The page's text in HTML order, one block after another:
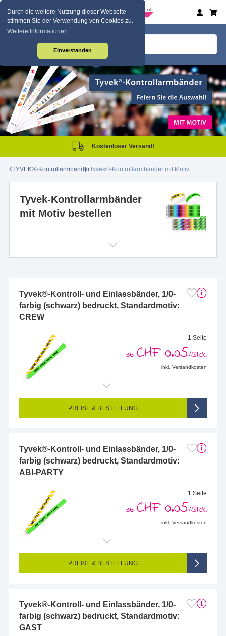
Durch die weitere Nutzung dieser Webseite
stimmen Sie der Verwendung von Cookies zu.
Weitere Informationen
Einverstanden
Same Day Produktion!
TYVEK®-KontrollarmbänderTyvek®-Kontrollarmbänder mit Motiv
Tyvek-Kontrollarmbänder
mit Motiv bestellen
Tyvek®-Kontroll- und Einlassbänder, 1/0-
farbig (schwarz) bedruckt, Standardmotiv:
CREW
1 Seite
ab CHF 0.05/Stck.
inkl. Versandkosten
PREISE & BESTELLUNG
Tyvek®-Kontroll- und Einlassbänder, 1/0-
farbig (schwarz) bedruckt, Standardmotiv:
ABI-PARTY
1 Seite
ab CHF 0.05/Stck.
inkl. Versandkosten
PREISE & BESTELLUNG
Tyvek®-Kontroll- und Einlassbänder, 1/0-
farbig (schwarz) bedruckt, Standardmotiv:
GAST